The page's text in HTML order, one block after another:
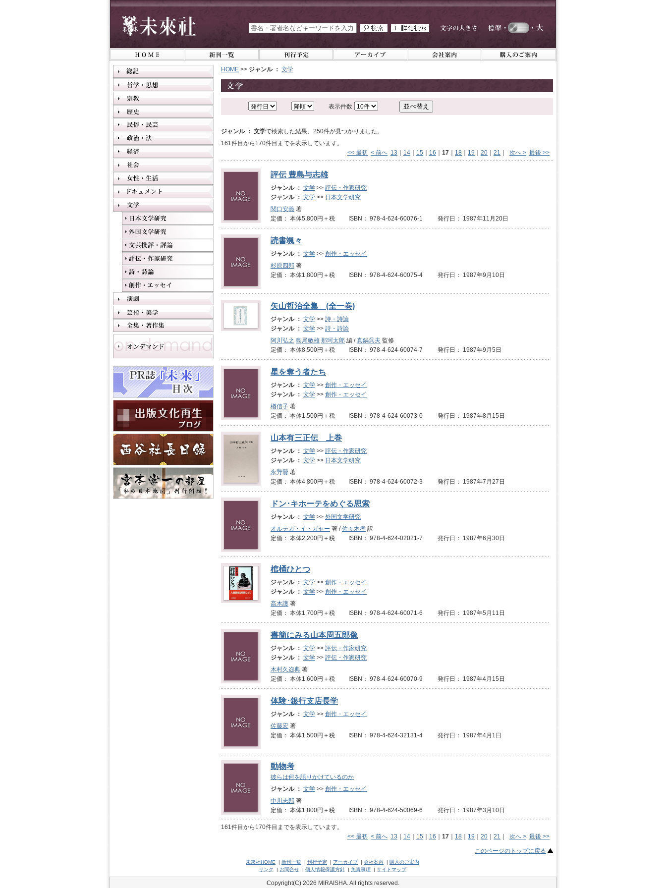
HOME >> ジャンル ： 文学
表示件数
ジャンル ： 文学で検索した結果、250件が見つかりました。
161件目から170件目までを表示しています。
<< 最初 < 前へ 13 14 15 16 17 18 19 20 21 次へ > 最後 >>
評伝 豊島与志雄
ジャンル ： 文学 >> 評伝・作家研究
ジャンル ： 文学 >> 日本文学研究
関口安義 著
定価： 本体5,800円＋税 ISBN： 978-4-624-60076-1 発行日： 1987年11月20日
読書颯々
ジャンル ： 文学 >> 創作・エッセイ
杉原四郎 著
定価： 本体1,800円＋税 ISBN： 978-4-624-60075-4 発行日： 1987年9月10日
矢山哲治全集 (全一巻)
ジャンル ： 文学 >> 詩・詩論
ジャンル ： 文学 >> 詩・詩論
阿川弘之 島尾敏雄 那珂太郎 編 /真鍋呉夫 監修
定価： 本体8,500円＋税 ISBN： 978-4-624-60074-7 発行日： 1987年9月5日
星を奪う者たち
ジャンル ： 文学 >> 創作・エッセイ
ジャンル ： 文学 >> 創作・エッセイ
楢信子 著
定価： 本体1,500円＋税 ISBN： 978-4-624-60073-0 発行日： 1987年8月15日
山本有三正伝 上巻
ジャンル ： 文学 >> 評伝・作家研究
ジャンル ： 文学 >> 日本文学研究
永野賢 著
定価： 本体4,800円＋税 ISBN： 978-4-624-60072-3 発行日： 1987年7月27日
ドン･キホーテをめぐる思索
ジャンル ： 文学 >> 外国文学研究
オルテガ・イ・ガセー 著 /佐々木孝 訳
定価： 本体2,200円＋税 ISBN： 978-4-624-02021-7 発行日： 1987年6月30日
棺桶ひとつ
ジャンル ： 文学 >> 創作・エッセイ
ジャンル ： 文学 >> 創作・エッセイ
高木護 著
定価： 本体1,700円＋税 ISBN： 978-4-624-60071-6 発行日： 1987年5月11日
書簡にみる山本周五郎像
ジャンル ： 文学 >> 評伝・作家研究
ジャンル ： 文学 >> 評伝・作家研究
木村久迩典 著
定価： 本体1,600円＋税 ISBN： 978-4-624-60070-9 発行日： 1987年4月15日
体験･銀行支店長学
ジャンル ： 文学 >> 創作・エッセイ
佐藤宏 著
定価： 本体1,500円＋税 ISBN： 978-4-624-32131-4 発行日： 1987年4月1日
動物考
彼らは何を語りかけているのか
ジャンル ： 文学 >> 創作・エッセイ
中川志郎 著
定価： 本体1,800円＋税 ISBN： 978-4-624-50069-6 発行日： 1987年3月10日
161件目から170件目までを表示しています。
<< 最初 < 前へ 13 14 15 16 17 18 19 20 21 次へ > 最後 >>
このページのトップに戻る
未來社HOME | 新刊一覧 | 刊行予定 | アーカイブ | 会社案内 | 購入のご案内
リンク
| お問合せ | 個人情報保護方針 | 免責事項 | サイトマップ
Copyright(C) 2026 MIRAISHA. All rights reserved.